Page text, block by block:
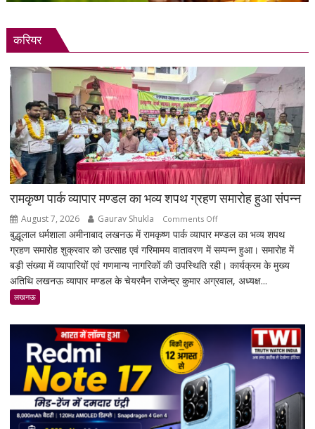
करियर
रामकृष्ण पार्क व्यापार मण्डल का भव्य शपथ ग्रहण समारोह हुआ संपन्न
August 7, 2026 Gaurav Shukla Comments Offon
रामकृष्ण
पार्क
व्यापार
मण्डल
शपथ
बुद्धूलाल धर्मशाला अमीनाबाद लखनऊ में रामकृष्ण पार्क व्यापार मण्डल का भव्य शपथ
ग्रहण समारोह शुक्रवार को उत्साह एवं गरिमामय वातावरण में सम्पन्न हुआ। समारोह में
बड़ी संख्या में व्यापारियों एवं गणमान्य नागरिकों की उपस्थिति रही। कार्यक्रम के मुख्य
अतिथि लखनऊ व्यापार मण्डल के चेयरमैन राजेन्द्र कुमार अग्रवाल, अध्यक्ष...
लखनऊ